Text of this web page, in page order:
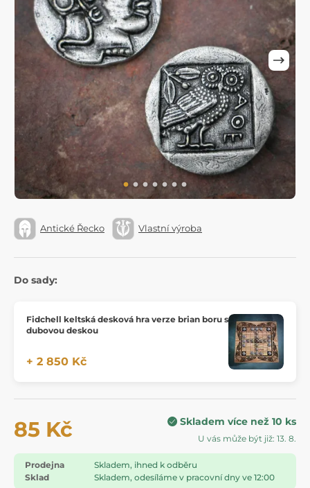
Antické Řecko Vlastní výroba
Do sady:
Fidchell keltská desková hra verze brian boru s
dubovou deskou
+ 2 850 Kč
85 Kč Skladem více než 10 ks
U vás může být již: 13. 8.
Prodejna
Skladem, ihned k odběru
Sklad
Skladem, odesíláme v pracovní dny ve 12:00